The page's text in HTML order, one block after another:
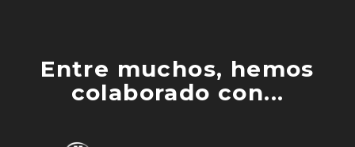
Entre muchos, hemos
colaborado con...